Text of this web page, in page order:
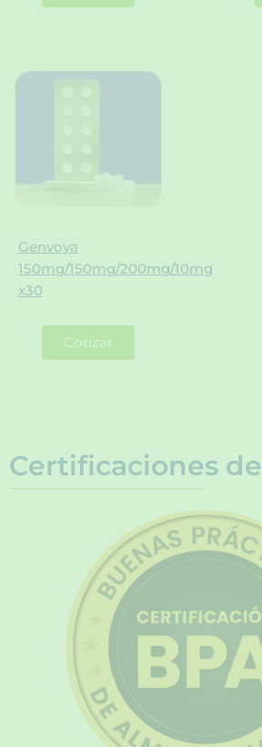
Genvoya
150mg/150mg/200mg/10mg
x30
Cotizar
Certificaciones de